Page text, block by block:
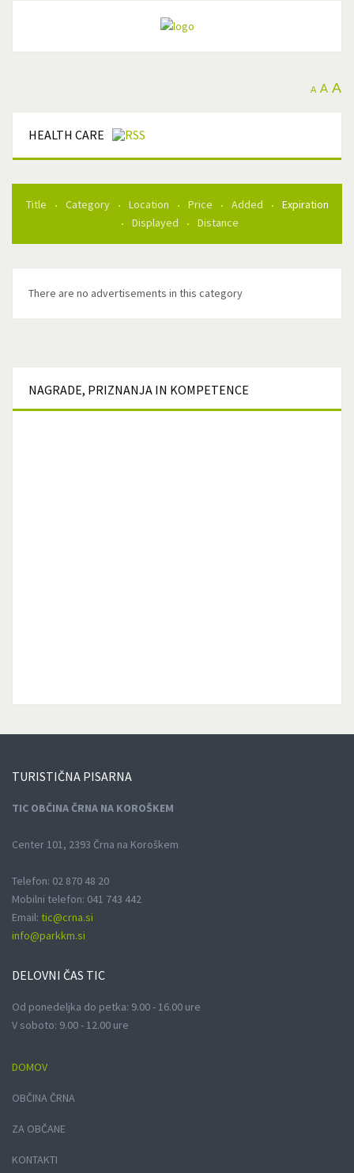
A A A
HEALTH CARE
Title Category Location Price Added
Expiration
Displayed
Distance
There are no advertisements in this category
NAGRADE, PRIZNANJA IN KOMPETENCE
TURISTIČNA PISARNA
TIC OBČINA ČRNA NA KOROŠKEM
Center 101, 2393 Črna na Koroškem
Telefon: 02 870 48 20
Mobilni telefon: 041 743 442
Email: tic@crna.si
info@parkkm.si
DELOVNI ČAS TIC
Od ponedeljka do petka: 9.00 - 16.00 ure
V soboto: 9.00 - 12.00 ure
DOMOV
OBČINA ČRNA
ZA OBČANE
KONTAKTI